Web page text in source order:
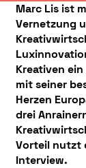
Marc Lis ist
Vernetzung
Kreativen
mit seiner
Herzen
drei
Vorteil nutzt
Interview.